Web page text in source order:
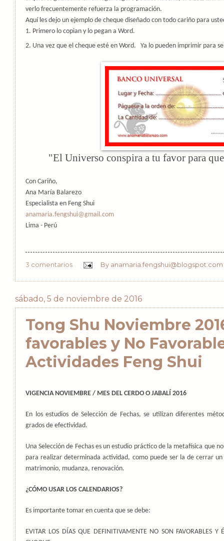
verlo frecuentemente refuerza la programación.
Aquí les dejo un ejemplo de cheque diseñado con todo cariño para
1. Primero lo copian y lo pegan a Word.
2. Una vez que el cheque esté en Word. Ya lo pueden imprimir para
"El Universo conspira a tu favor para
Con Cariño,
Ana María Balarezo
Especialista en Feng Shui
anamaria.fengshui@gmail.com
Lima - Perú
3 comentarios By anamaria.fengshui@blogspot.com
sábado, 5 de noviembre de 2016
Tong Shu Noviembre
favorables y No
Actividades Feng Shui
VIGENCIA NOVIEMBRE / MES DEL CERDO O JABALÍ 2016
En los estudios de Selección de Fechas, se utilizan diferentes
grados de efectividad.
Una Selección de Fechas es un estudio práctico de la metafísica que
para realizar determinada actividad, como puede ser la de cerrar
matrimonio, mudanza, renovación.
¿CÓMO USAR LOS CALENDARIOS?
Es importante tomar en cuenta que se debe:
EVITAR LOS DÍAS QUE DEFINITIVAMENTE NO SON FAVORABLES Y